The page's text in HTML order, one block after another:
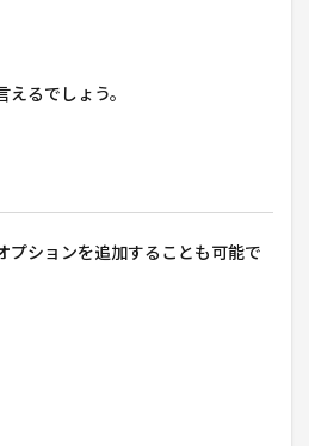
るでしょう。
プションを追加することも可能で